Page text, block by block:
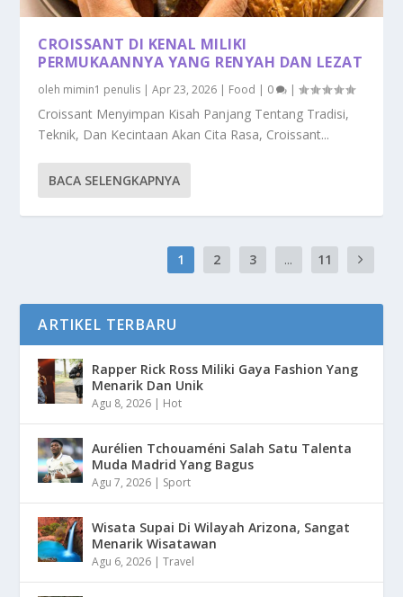
CROISSANT DI KENAL MILIKI
PERMUKAANNYA YANG RENYAH DAN LEZAT
oleh mimin1 penulis |Apr 23, 2026 | Food | 0 |
Croissant Menyimpan Kisah Panjang Tentang Tradisi,
Teknik, Dan Kecintaan Akan Cita Rasa, Croissant...
BACA SELENGKAPNYA
1 2 3 ... 11
ARTIKEL TERBARU
Rapper Rick Ross Miliki Gaya Fashion Yang
Menarik Dan Unik
Agu 8, 2026 | Hot
Aurélien Tchouaméni Salah Satu Talenta
Muda Madrid Yang Bagus
Agu 7, 2026 | Sport
Wisata Supai Di Wilayah Arizona, Sangat
Menarik Wisatawan
Agu 6, 2026 |Travel